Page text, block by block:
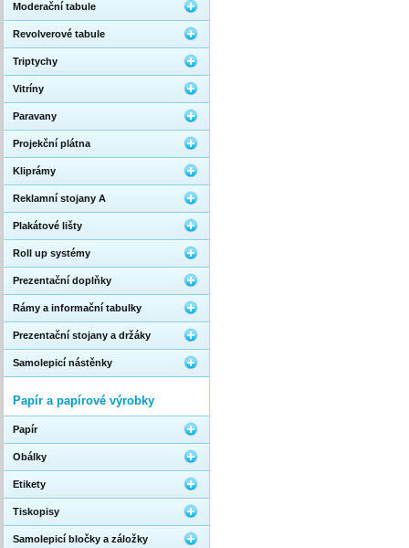
Moderační tabule
Revolverové tabule
Triptychy
Vitríny
Paravany
Projekční plátna
Kliprámy
Reklamní stojany A
Plakátové lišty
Roll up systémy
Prezentační doplňky
Rámy a informační tabulky
Prezentační stojany a držáky
Samolepicí nástěnky
Papír a papírové výrobky
Papír
Obálky
Etikety
Tiskopisy
Samolepicí bločky a záložky